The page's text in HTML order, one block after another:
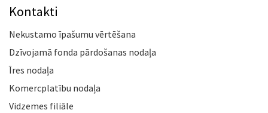
Kontakti
Nekustamo īpašumu vērtēšana
Dzīvojamā fonda pārdošanas nodaļa
Īres nodaļa
Komercplatību nodaļa
Vidzemes filiāle